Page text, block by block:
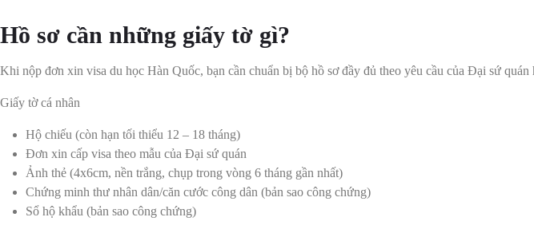
Hồ sơ cần những giấy tờ gì?
Khi nộp đơn xin visa du học Hàn Quốc, bạn cần chuẩn bị bộ hồ sơ đầy đủ theo yêu cầu của Đại sứ
Giấy tờ cá nhân
Hộ chiếu (còn hạn tối thiểu 12 – 18 tháng)
Đơn xin cấp visa theo mẫu của Đại sứ quán
Ảnh thẻ (4x6cm, nền trắng, chụp trong vòng 6 tháng gần nhất)
Chứng minh thư nhân dân/căn cước công dân (bản sao công chứng)
Sổ hộ khẩu (bản sao công chứng)